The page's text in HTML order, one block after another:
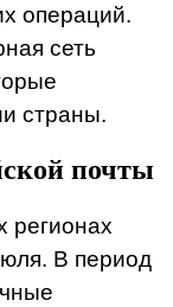
операций.
сеть
страны.
почты
регионах
В период